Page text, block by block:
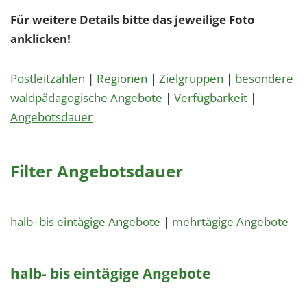
Für weitere Details bitte das jeweilige Foto
anklicken!
Postleitzahlen | Regionen | Zielgruppen | besondere
waldpädagogische Angebote | Verfügbarkeit |
Angebotsdauer
Filter Angebotsdauer
halb- bis eintägige Angebote | mehrtägige Angebote
halb- bis eintägige Angebote